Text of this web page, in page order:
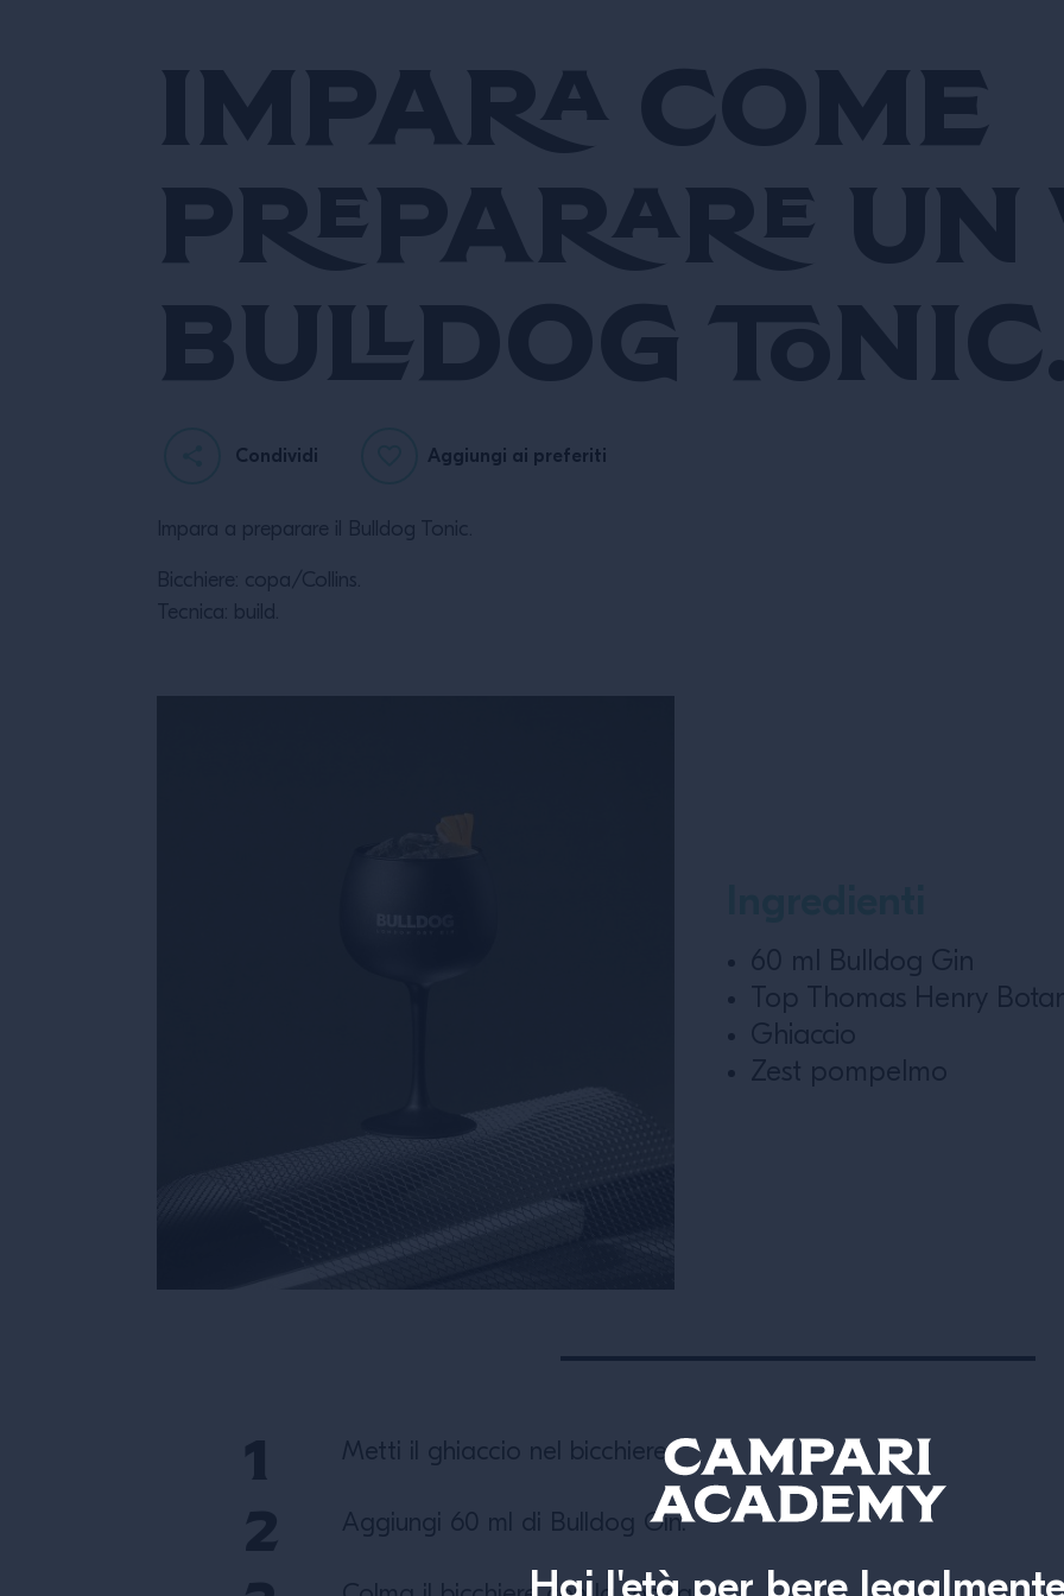
Impara come
preparare un
Bulldog
Condividi Aggiungi ai preferiti
Impara a preparare il Bulldog Tonic.
Bicchiere: copa/Collins.
Tecnica: build.
60 ml Bulldog Gin
Top Thomas Henry
Ghiaccio
Zest pompelmo
Metti il ghiaccio nel bicchiere.
Aggiungi 60 ml di Bulldog Gin.